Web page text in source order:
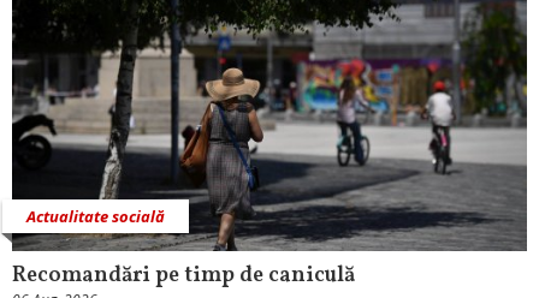
Actualitate socială
Recomandări pe timp de caniculă